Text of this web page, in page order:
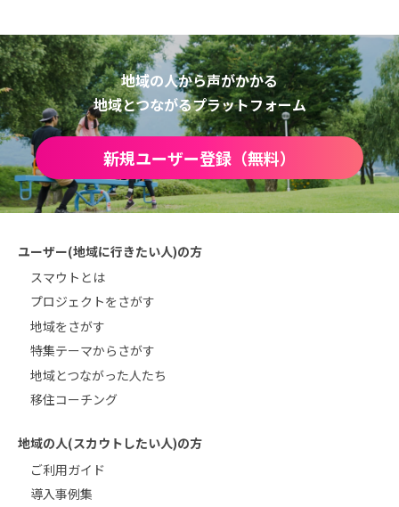
地域の人から声がかかる
地域とつながるプラットフォーム
新規ユーザー登録（無料）
ユーザー(地域に行きたい人)の方
スマウトとは
プロジェクトをさがす
地域をさがす
特集テーマからさがす
地域とつながった人たち
移住コーチング
地域の人(スカウトしたい人)の方
ご利用ガイド
導入事例集